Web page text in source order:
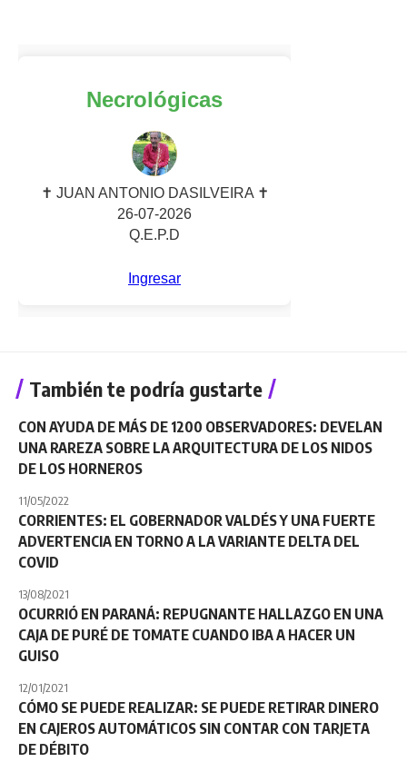
También te podría gustarte
CON AYUDA DE MÁS DE 1200 OBSERVADORES: DEVELAN
UNA RAREZA SOBRE LA ARQUITECTURA DE LOS NIDOS
DE LOS HORNEROS
11/05/2022
CORRIENTES: EL GOBERNADOR VALDÉS Y UNA FUERTE
ADVERTENCIA EN TORNO A LA VARIANTE DELTA DEL
COVID
13/08/2021
OCURRIÓ EN PARANÁ: REPUGNANTE HALLAZGO EN UNA
CAJA DE PURÉ DE TOMATE CUANDO IBA A HACER UN
GUISO
12/01/2021
CÓMO SE PUEDE REALIZAR: SE PUEDE RETIRAR DINERO
EN CAJEROS AUTOMÁTICOS SIN CONTAR CON TARJETA
DE DÉBITO